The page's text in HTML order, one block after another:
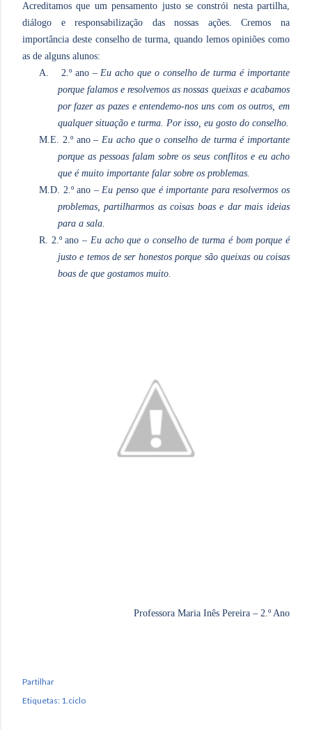
Acreditamos que um pensamento justo se constrói nesta partilha,
diálogo e responsabilização das nossas ações. Cremos na
importância deste conselho de turma, quando lemos opiniões como
as de alguns alunos:
A.
2.º ano –Eu acho que o conselho de turma é importante
porque falamos e resolvemos as nossas queixas e acabamos
por fazer as pazes e entendemo-nos uns com os outros, em
qualquer situação e turma. Por isso, eu gosto do conselho.
M.E. 2.º ano – Eu acho que o conselho de turma é importante
porque as pessoas falam sobre os seus conflitos e eu acho
que é muito importante falar sobre os problemas.
M.D. 2.º ano –Eu penso que é importante para resolvermos os
problemas, partilharmos as coisas boas e dar mais ideias
para a sala.
R. 2.º ano – Eu acho que o conselho de turma é bom porque é
justo e temos de ser honestos porque são queixas ou coisas
boas de que gostamos muito.
Professora Maria Inês Pereira – 2.º Ano
Partilhar
Etiquetas: 1.ciclo